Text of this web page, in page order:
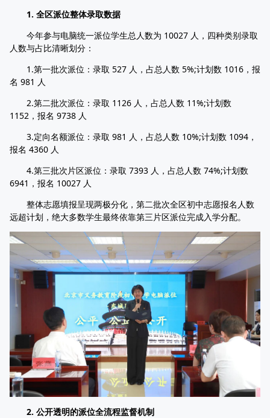
1. 全区派位整体录取数据
今年参与电脑统一派位学生总人数为 10027 人，四种类别录取
人数与占比清晰划分：
1.第一批次派位：录取 527 人，占总人数 5%;计划数 1016，报
名 981 人
2.第二批次派位：录取 1126 人，占总人数 11%;计划数
1152，报名 9738 人
3.定向名额派位：录取 981 人，占总人数 10%;计划数 1094，
报名 4360 人
4.第三批次片区派位：录取 7393 人，占总人数 74%;计划数
6941，报名 10027 人
整体志愿填报呈现两极分化，第二批次全区初中志愿报名人数
远超计划，绝大多数学生最终依靠第三片区派位完成入学分配。
2. 公开透明的派位全流程监督机制